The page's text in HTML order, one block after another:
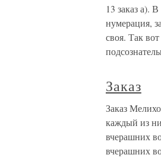
13 заказ а).
нумерация,
своя. Так
Заказ
Заказ
каждый из
вчерашних
вчерашних